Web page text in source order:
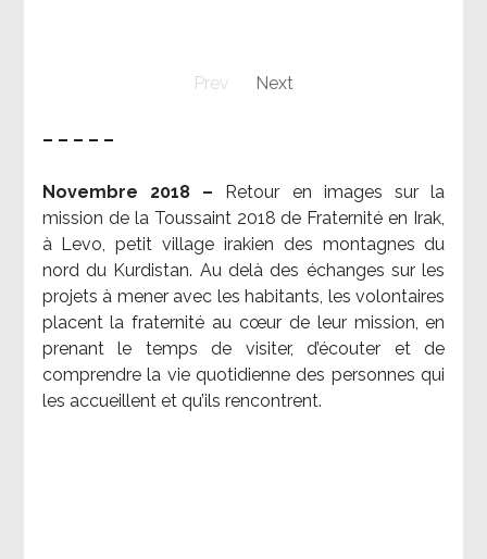
Prev Next
– – – – –
Novembre 2018 – Retour en images sur la
mission de la Toussaint 2018 de Fraternité en Irak,
à Levo, petit village irakien des montagnes du
nord du Kurdistan. Au delà des échanges sur les
projets à mener avec les habitants, les volontaires
placent la fraternité au cœur de leur mission, en
prenant le temps de visiter, d’écouter et de
comprendre la vie quotidienne des personnes qui
les accueillent et qu’ils rencontrent.